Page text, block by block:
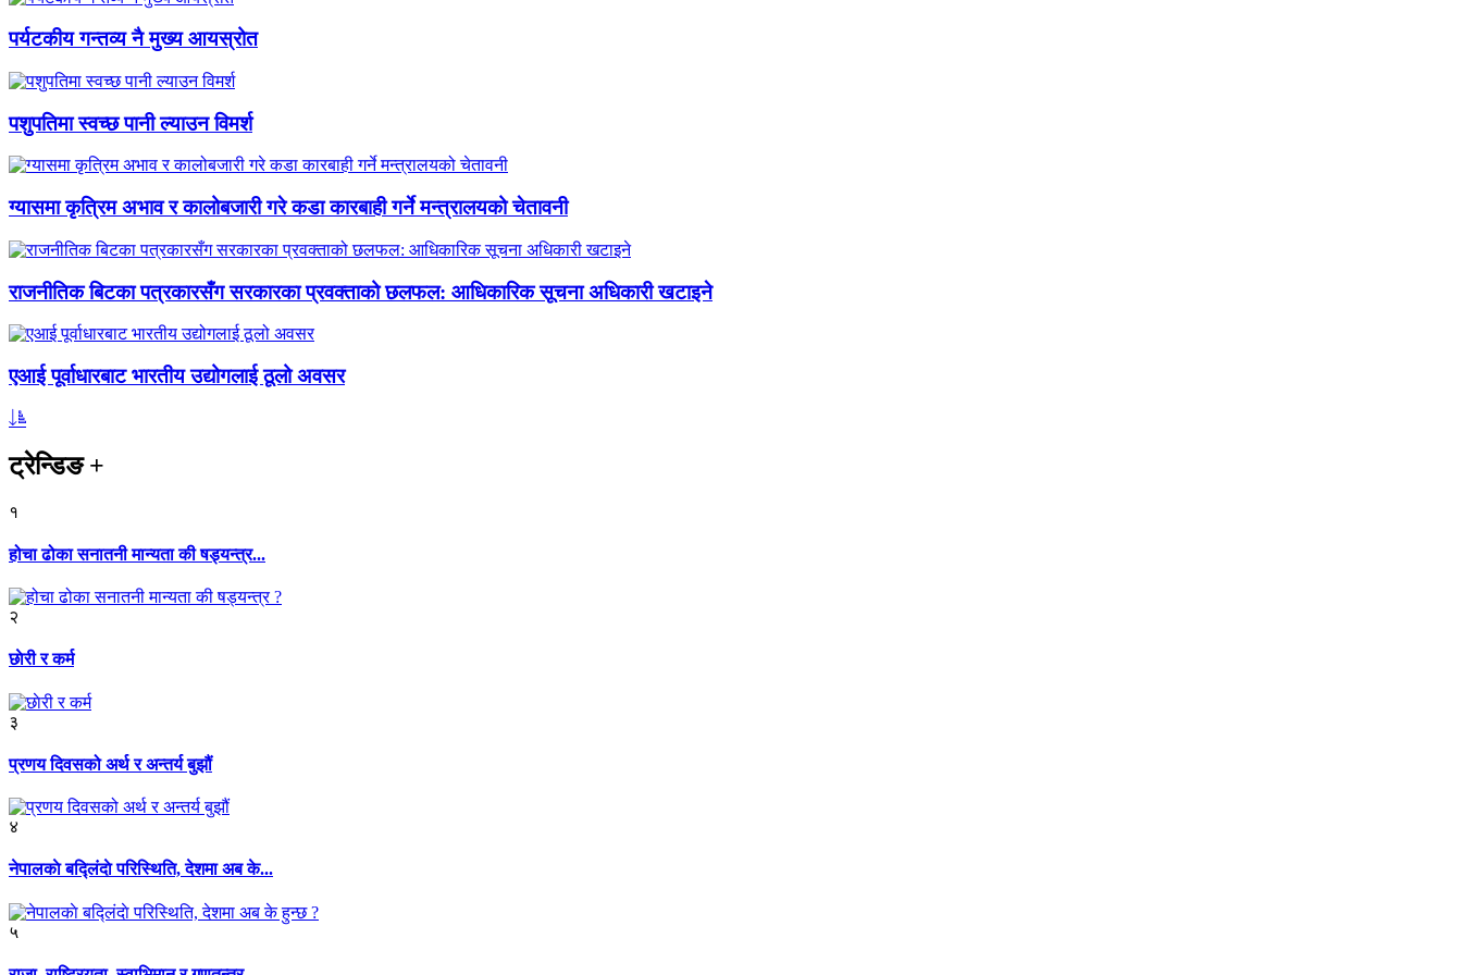
पर्यटकीय गन्तव्य नै मुख्य आयस्रोत
पशुपतिमा स्वच्छ पानी ल्याउन विमर्श
ग्यासमा कृत्रिम अभाव र कालोबजारी गरे कडा कारबाही गर्ने मन्त्रालयको चेतावनी
राजनीतिक बिटका पत्रकारसँग सरकारका प्रवक्ताको छलफल: आधिकारिक सूचना अधिकारी खटाइने
एआई पूर्वाधारबाट भारतीय उद्योगलाई ठूलो अवसर
ट्रेन्डिङ+
१
होचा ढोका सनातनी मान्यता की षड्यन्त्र...
२
छाेरी र कर्म
३
प्रणय दिवसको अर्थ र अन्तर्य बुझौं
४
नेपालकाे बद्लिंदाे परिस्थिति, देशमा अब के...
५